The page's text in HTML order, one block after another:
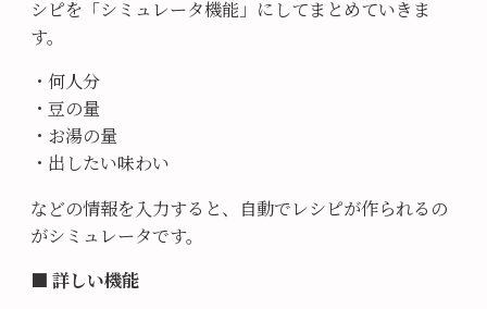
シピを「シミュレータ機能」にしてまとめていきま
す。
・何人分
・豆の量
・お湯の量
・出したい味わい
などの情報を入力すると、自動でレシピが作られるの
がシミュレータです。
■ 詳しい機能